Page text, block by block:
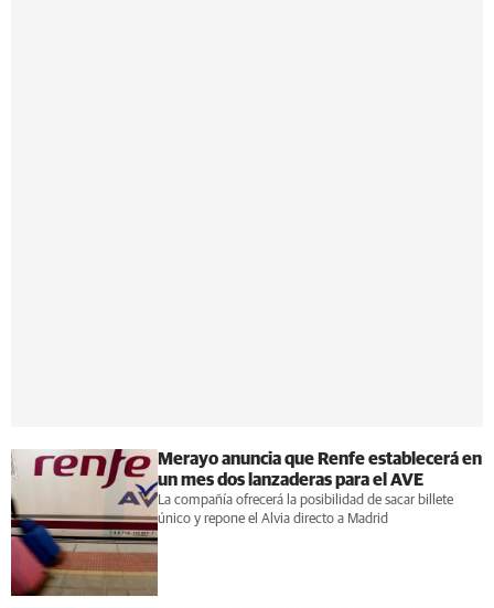
Merayo anuncia que Renfe establecerá en
un mes dos lanzaderas para el AVE
La compañía ofrecerá la posibilidad de sacar billete
único y repone el Alvia directo a Madrid